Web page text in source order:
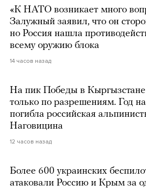
«К НАТО возникает много
Залужный заявил, что он
но Россия нашла
всему оружию блока
14 часов назад
На пик Победы в Кыргызстане
только по разрешениям. Год
погибла российская
Наговицина
12 часов назад
Более 600 украинских
атаковали Россию и Крым за